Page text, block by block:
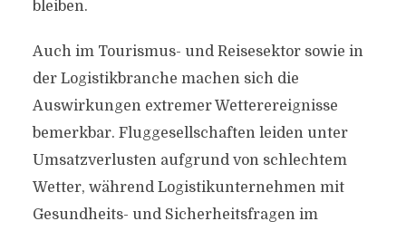
bleiben.
Auch im Tourismus- und Reisesektor sowie in
der Logistikbranche machen sich die
Auswirkungen extremer Wetterereignisse
bemerkbar. Fluggesellschaften leiden unter
Umsatzverlusten aufgrund von schlechtem
Wetter, während Logistikunternehmen mit
Gesundheits- und Sicherheitsfragen im